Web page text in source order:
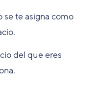
se te asigna como
del que eres